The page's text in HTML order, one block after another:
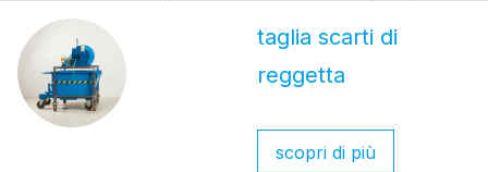
taglia scarti di
reggetta
scopri di più